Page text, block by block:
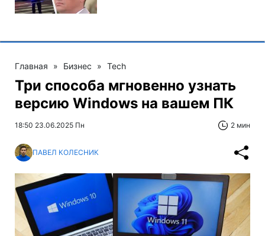
Главная » Бизнес » Tech
Три способа мгновенно узнать
версию Windows на вашем ПК
18:50 23.06.2025 Пн 2 мин
ПАВЕЛ КОЛЕСНИК